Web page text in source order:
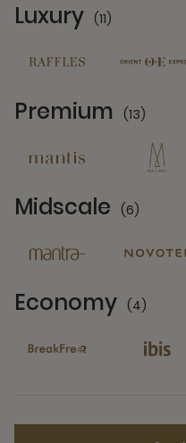
Luxury (11)
Premium (13)
Midscale (6)
Economy (4)